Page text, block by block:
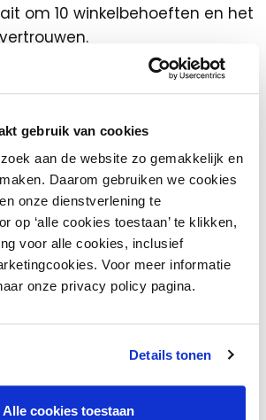
gebruik van cookies
aan de website zo gemakkelijk en
Daarom gebruiken we cookies
onze dienstverlening te
op ‘alle cookies toestaan’ te klikken,
voor alle cookies, inclusief
Voor meer informatie
onze privacy policy pagina.
Details tonen
Alle cookies toestaan
om 10 winkelbehoeften en het
point of sale naar point of